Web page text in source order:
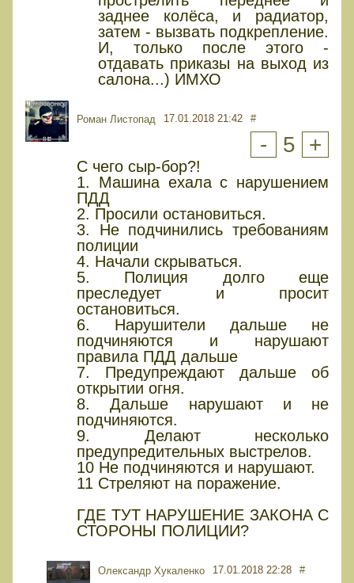
заднее колёса, и радиатор,
затем - вызвать подкрепление.
И, только после этого -
отдавать приказы на выход из
салона...) ИМХО
Роман Листопад 17.01.2018 21:42 #
- 5 +
С чего сыр-бор?!
1. Машина ехала с нарушением
ПДД
2. Просили остановиться.
3. Не подчинились требованиям
полиции
4. Начали скрываться.
5. Полиция долго еще
преследует и просит
остановиться.
6. Нарушители дальше не
подчиняются и нарушают
правила ПДД дальше
7. Предупреждают дальше об
открытии огня.
8. Дальше нарушают и не
подчиняются.
9. Делают несколько
предупредительных выстрелов.
10 Не подчиняются и нарушают.
11 Стреляют на поражение.
ГДЕ ТУТ НАРУШЕНИЕ ЗАКОНА С
СТОРОНЫ ПОЛИЦИИ?
Олександр Хукаленко 17.01.2018 22:28 #